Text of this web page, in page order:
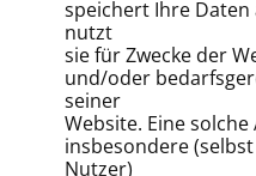
speichert Ihre
nutzt
sie für Zwecke der
und/oder
seiner
Website. Eine
insbesondere
Nutzer)